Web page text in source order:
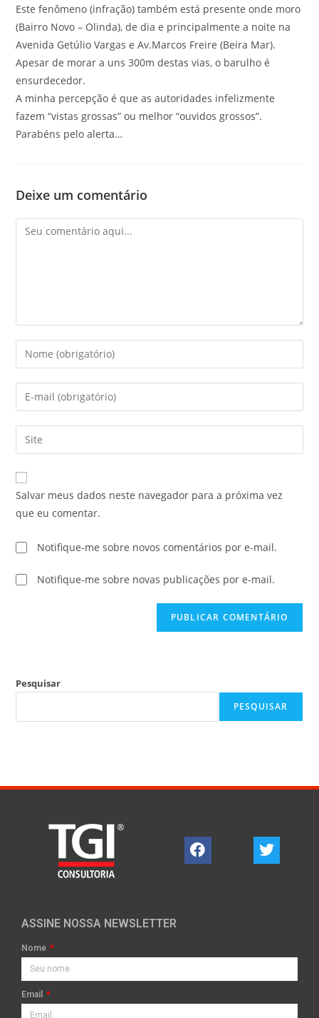
Este fenômeno (infração) também está presente onde moro
(Bairro Novo – Olinda), de dia e principalmente a noite na
Avenida Getúlio Vargas e Av.Marcos Freire (Beira Mar).
Apesar de morar a uns 300m destas vias, o barulho é
ensurdecedor.
A minha percepção é que as autoridades infelizmente
fazem “vistas grossas” ou melhor “ouvidos grossos”.
Parabéns pelo alerta…
Deixe um comentário
Salvar meus dados neste navegador para a próxima vez
que eu comentar.
Notifique-me sobre novos comentários por e-mail.
Notifique-me sobre novas publicações por e-mail.
Pesquisar
PESQUISAR
ASSINE NOSSA NEWSLETTER
Nome
Email